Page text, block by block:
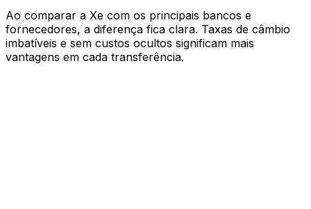
Ao comparar a Xe com os principais bancos e
fornecedores, a diferença fica clara. Taxas de câmbio
imbatíveis e sem custos ocultos significam mais
vantagens em cada transferência.